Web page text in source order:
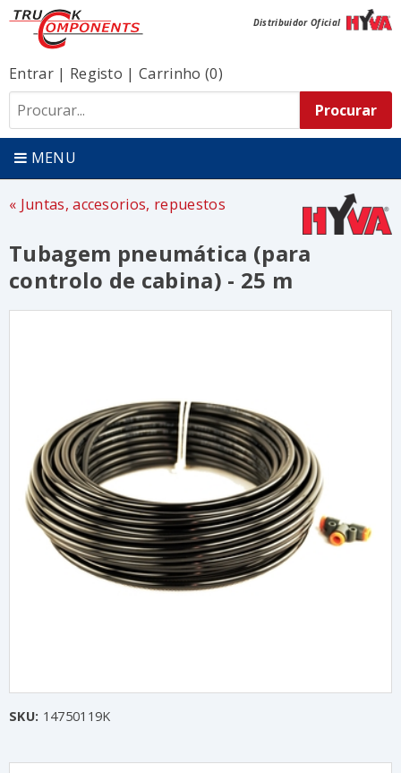
Distribuidor Oficial
Entrar| Registo |Carrinho (0)
MENU
Juntas, accesorios, repuestos
Tubagem pneumática (para
controlo de cabina) - 25 m
SKU: 14750119K